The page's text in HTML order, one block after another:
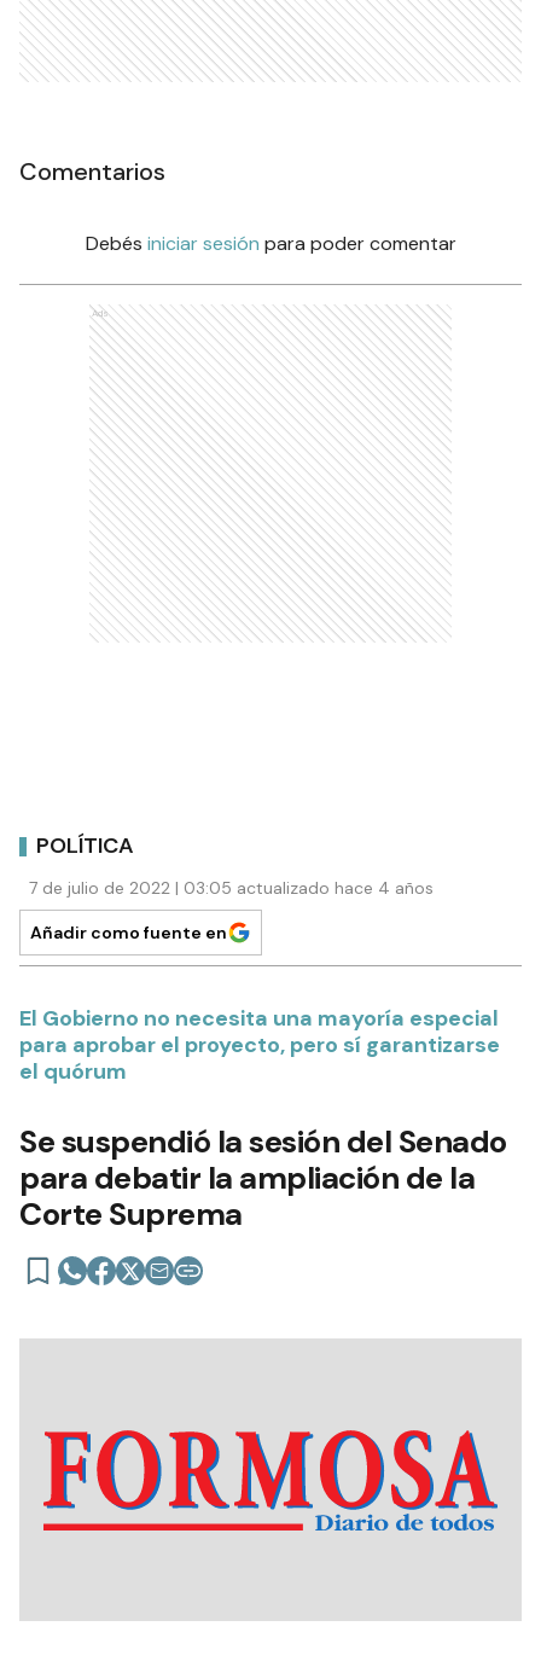
Comentarios
Debés iniciar sesión para poder comentar
Ads
POLÍTICA
7 de julio de 2022 | 03:05 actualizado hace 4 años
Añadir como fuente en
El Gobierno no necesita una mayoría especial
para aprobar el proyecto, pero sí garantizarse
el quórum
Se suspendió la sesión del Senado
para debatir la ampliación de la
Corte Suprema